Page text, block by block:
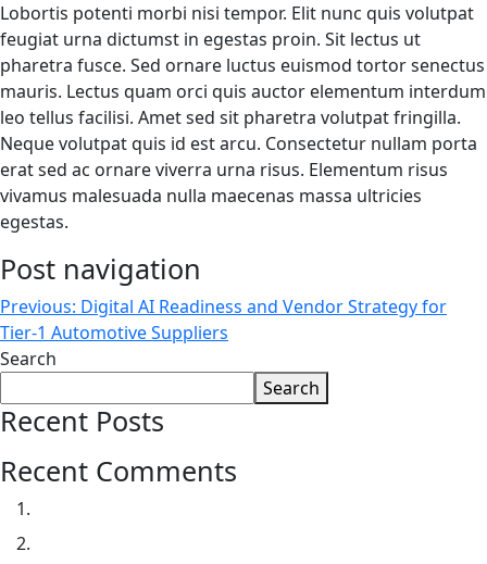
Lobortis potenti morbi nisi tempor. Elit nunc quis volutpat
feugiat urna dictumst in egestas proin. Sit lectus ut
pharetra fusce. Sed ornare luctus euismod tortor senectus
mauris. Lectus quam orci quis auctor elementum interdum
leo tellus facilisi. Amet sed sit pharetra volutpat fringilla.
Neque volutpat quis id est arcu. Consectetur nullam porta
erat sed ac ornare viverra urna risus. Elementum risus
vivamus malesuada nulla maecenas massa ultricies
egestas.
Post navigation
Previous: Digital AI Readiness and Vendor Strategy for
Tier-1 Automotive Suppliers
Search
Search
Recent Posts
Recent Comments